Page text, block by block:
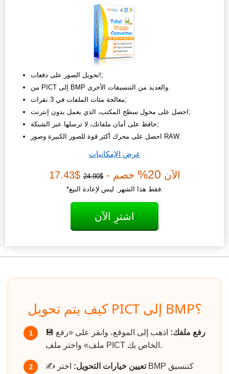
تحويل الصور على دفعات!;
من PICT إلى BMP والعديد من التنسيقات الأخرى.
معالجة مئات الملفات في 3 نقرات;
احصل على محول سطح المكتب، الذي يعمل بدون إنترنت;
حافظ على أمان ملفاتك، لا ترسلها عبر الشبكة;
احصل على محرك أكثر قوة للصور الكبيرة وصور RAW.
عرض الإمكانيات
الآن 20% خصم -$24.90
$17.43
*فقط هذا الشهر. ليس لإعادة البيع.
اشترِ الآن
كيف يتم تحويل PICT إلى BMP؟
1 💾 رفع ملفك: اذهب إلى الموقع، وانقر على «رفع
ملف» واختر ملف PICT الخاص بك.
2 ✍️ تعيين خيارات التحويل: اختر BMP كتنسيق